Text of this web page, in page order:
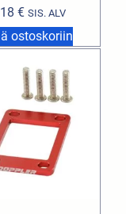
€ SIS. ALV
ostoskoriin